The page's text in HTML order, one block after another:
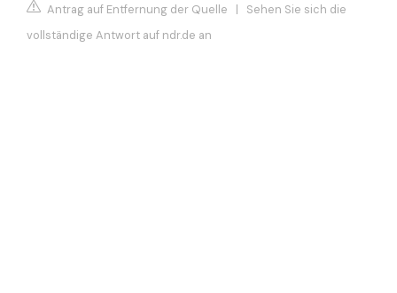
Antrag auf Entfernung der Quelle | Sehen Sie sich die
vollständige Antwort auf ndr.de an